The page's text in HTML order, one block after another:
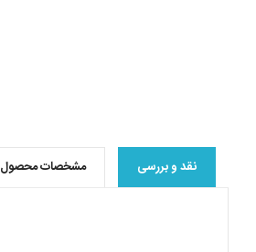
نقد و بررسی مشخصات محصول